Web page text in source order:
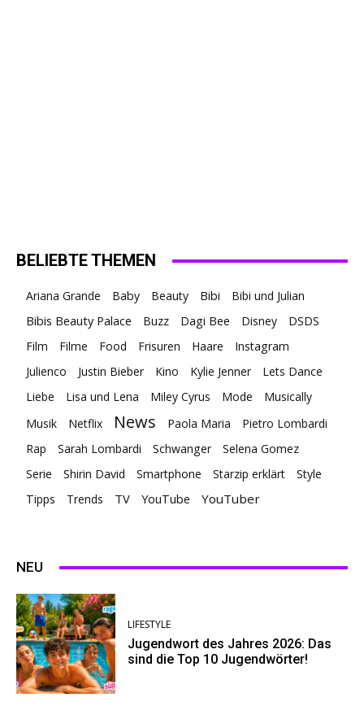
BELIEBTE THEMEN
Ariana Grande Baby Beauty Bibi Bibi und Julian
Bibis Beauty Palace Buzz Dagi Bee Disney
DSDS
Film
Filme Food Frisuren Haare
Instagram
Julienco
Justin Bieber Kino Kylie Jenner
Lets Dance
Liebe
Lisa und Lena Miley Cyrus Mode
Musically
Musik
Netflix News Paola Maria
Pietro Lombardi
Rap
Sarah Lombardi Schwanger
Selena Gomez
Serie
Shirin David Smartphone Starzip erklärt
Style
Tipps
Trends TV YouTube YouTuber
NEU
LIFESTYLE
Jugendwort des Jahres 2026: Das
sind die Top 10 Jugendwörter!